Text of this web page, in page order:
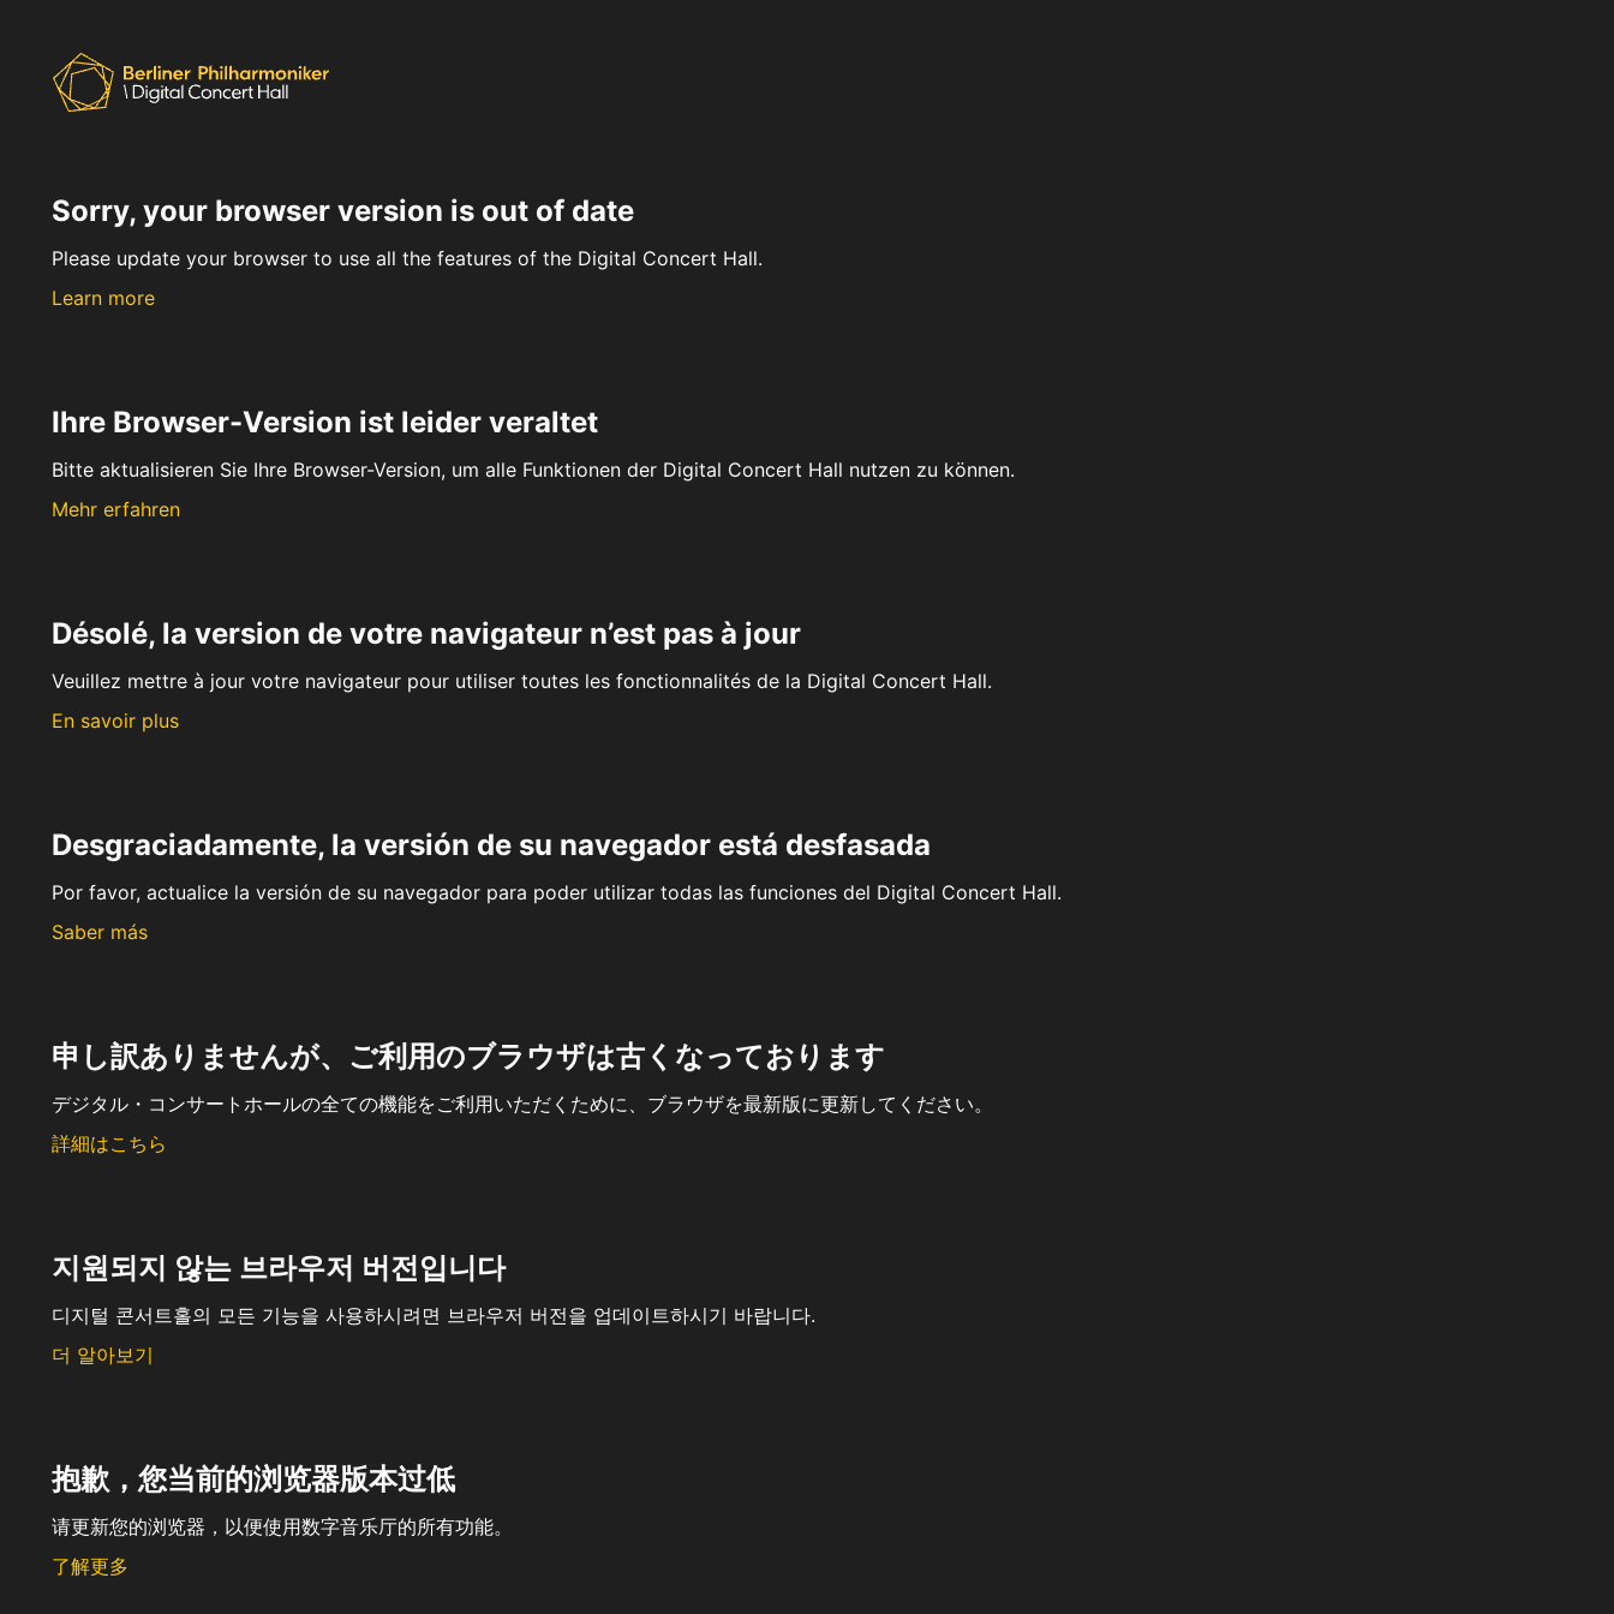
Sorry, your browser version is out of date
Please update your browser to use all the features of the Digital Concert Hall.
Learn more
Ihre Browser-Version ist leider veraltet
Bitte aktualisieren Sie Ihre Browser-Version, um alle Funktionen der Digital Concert Hall nutzen zu können.
Mehr erfahren
Désolé, la version de votre navigateur n’est pas à jour
Veuillez mettre à jour votre navigateur pour utiliser toutes les fonctionnalités de la Digital Concert Hall.
En savoir plus
Desgraciadamente, la versión de su navegador está desfasada
Por favor, actualice la versión de su navegador para poder utilizar todas las funciones del Digital Concert Hall.
Saber más
申し訳ありませんが、ご利用のブラウザは古くなっております
デジタル・コンサートホールの全ての機能をご利用いただくために、ブラウザを最新版に更新してください。
詳細はこちら
지원되지 않는 브라우저 버전입니다
디지털 콘서트홀의 모든 기능을 사용하시려면 브라우저 버전을 업데이트하시기 바랍니다.
더 알아보기
抱歉，您当前的浏览器版本过低
请更新您的浏览器，以便使用数字音乐厅的所有功能。
了解更多